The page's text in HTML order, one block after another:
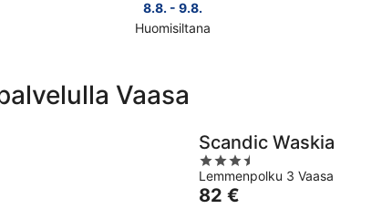
8.8. - 9.8.
Huomisiltana
Vaasa
hinnat
Vaasa
Scandic Waskia
3.5
out
of
Lemmenpolku 3 Vaasa
Hinta
82 €